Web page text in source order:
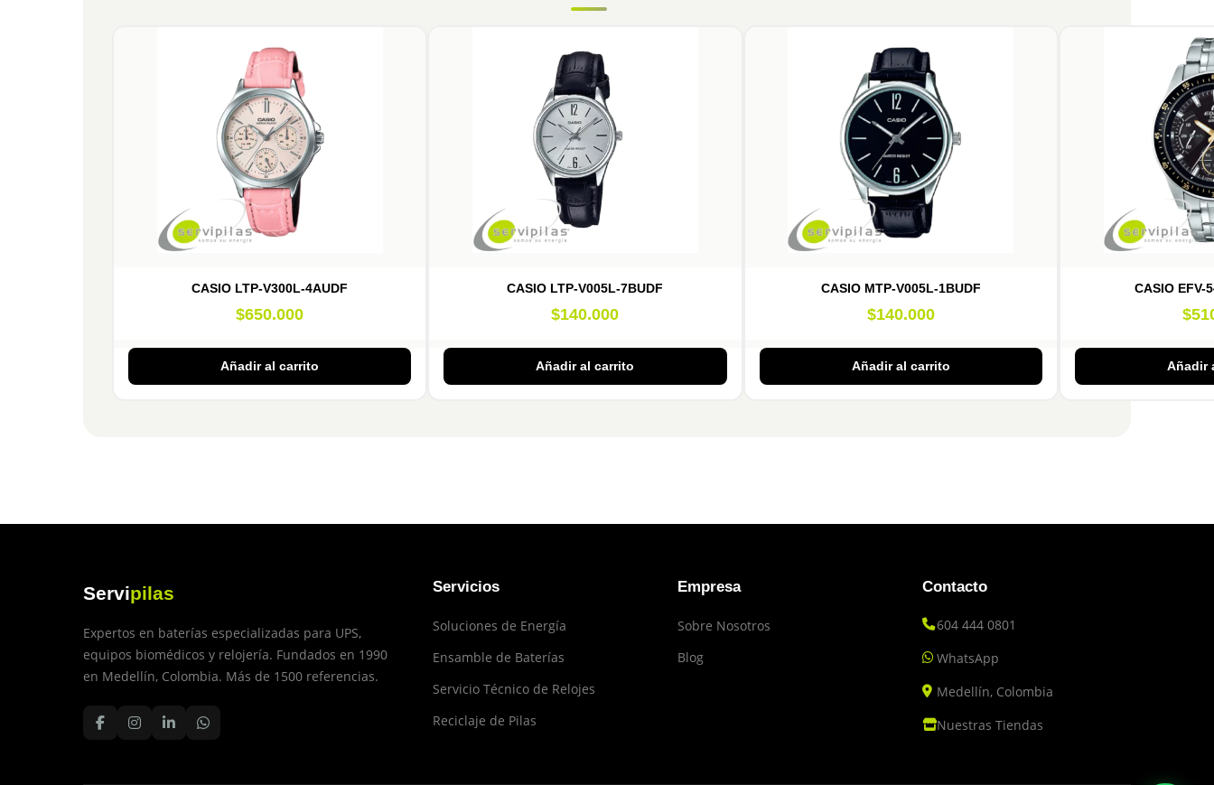
CASIO LTP-V300L-4AUDF
$650.000
Añadir al carrito
CASIO LTP-V005L-7BUDF
$140.000
Añadir al carrito
CASIO MTP-V005L-1BUDF
$140.000
Añadir al carrito
CASIO EFV-
$
Añadir
Servipilas
Expertos en baterías especializadas para UPS,
equipos biomédicos y relojería. Fundados en 1990
en Medellín, Colombia. Más de 1500 referencias.
Servicios
Soluciones de Energía
Ensamble de Baterías
Servicio Técnico de Relojes
Reciclaje de Pilas
Empresa
Sobre Nosotros
Blog
Contacto
604 444 0801
WhatsApp
Medellín, Colombia
Nuestras Tiendas